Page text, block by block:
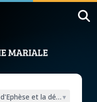
d'Ephèse et la définition de
▾